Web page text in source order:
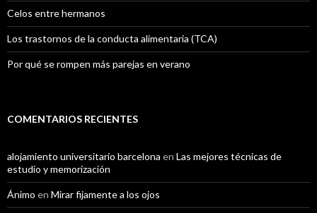
Celos entre hermanos
Los trastornos de la conducta alimentaria (TCA)
Por qué se rompen más parejas en verano
COMENTARIOS RECIENTES
alojamiento universitario barcelona en Las mejores técnicas de
estudio y memorización
Ánimo en Mirar fijamente a los ojos